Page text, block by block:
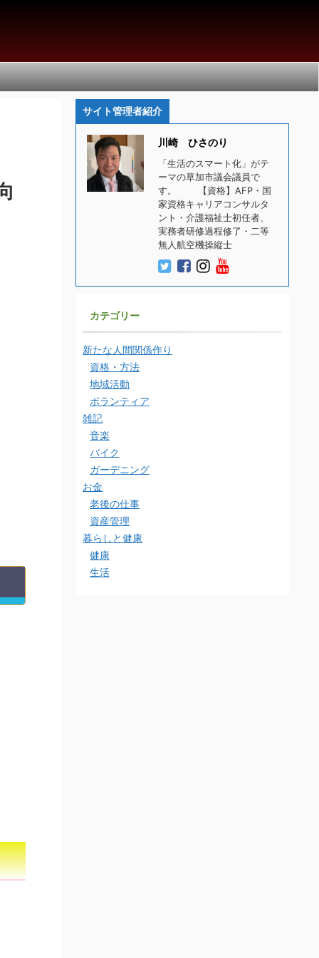
サイト管理者紹介
川崎 ひさのり
「生活のスマート化」がテ
ーマの草加市議会議員で
す。 【資格】AFP・国
家資格キャリアコンサルタ
ント・介護福祉士初任者、
実務者研修過程修了・二等
無人航空機操縦士
カテゴリー
新たな人間関係作り
資格・方法
地域活動
ボランティア
雑記
音楽
バイク
ガーデニング
お金
老後の仕事
資産管理
暮らしと健康
健康
生活